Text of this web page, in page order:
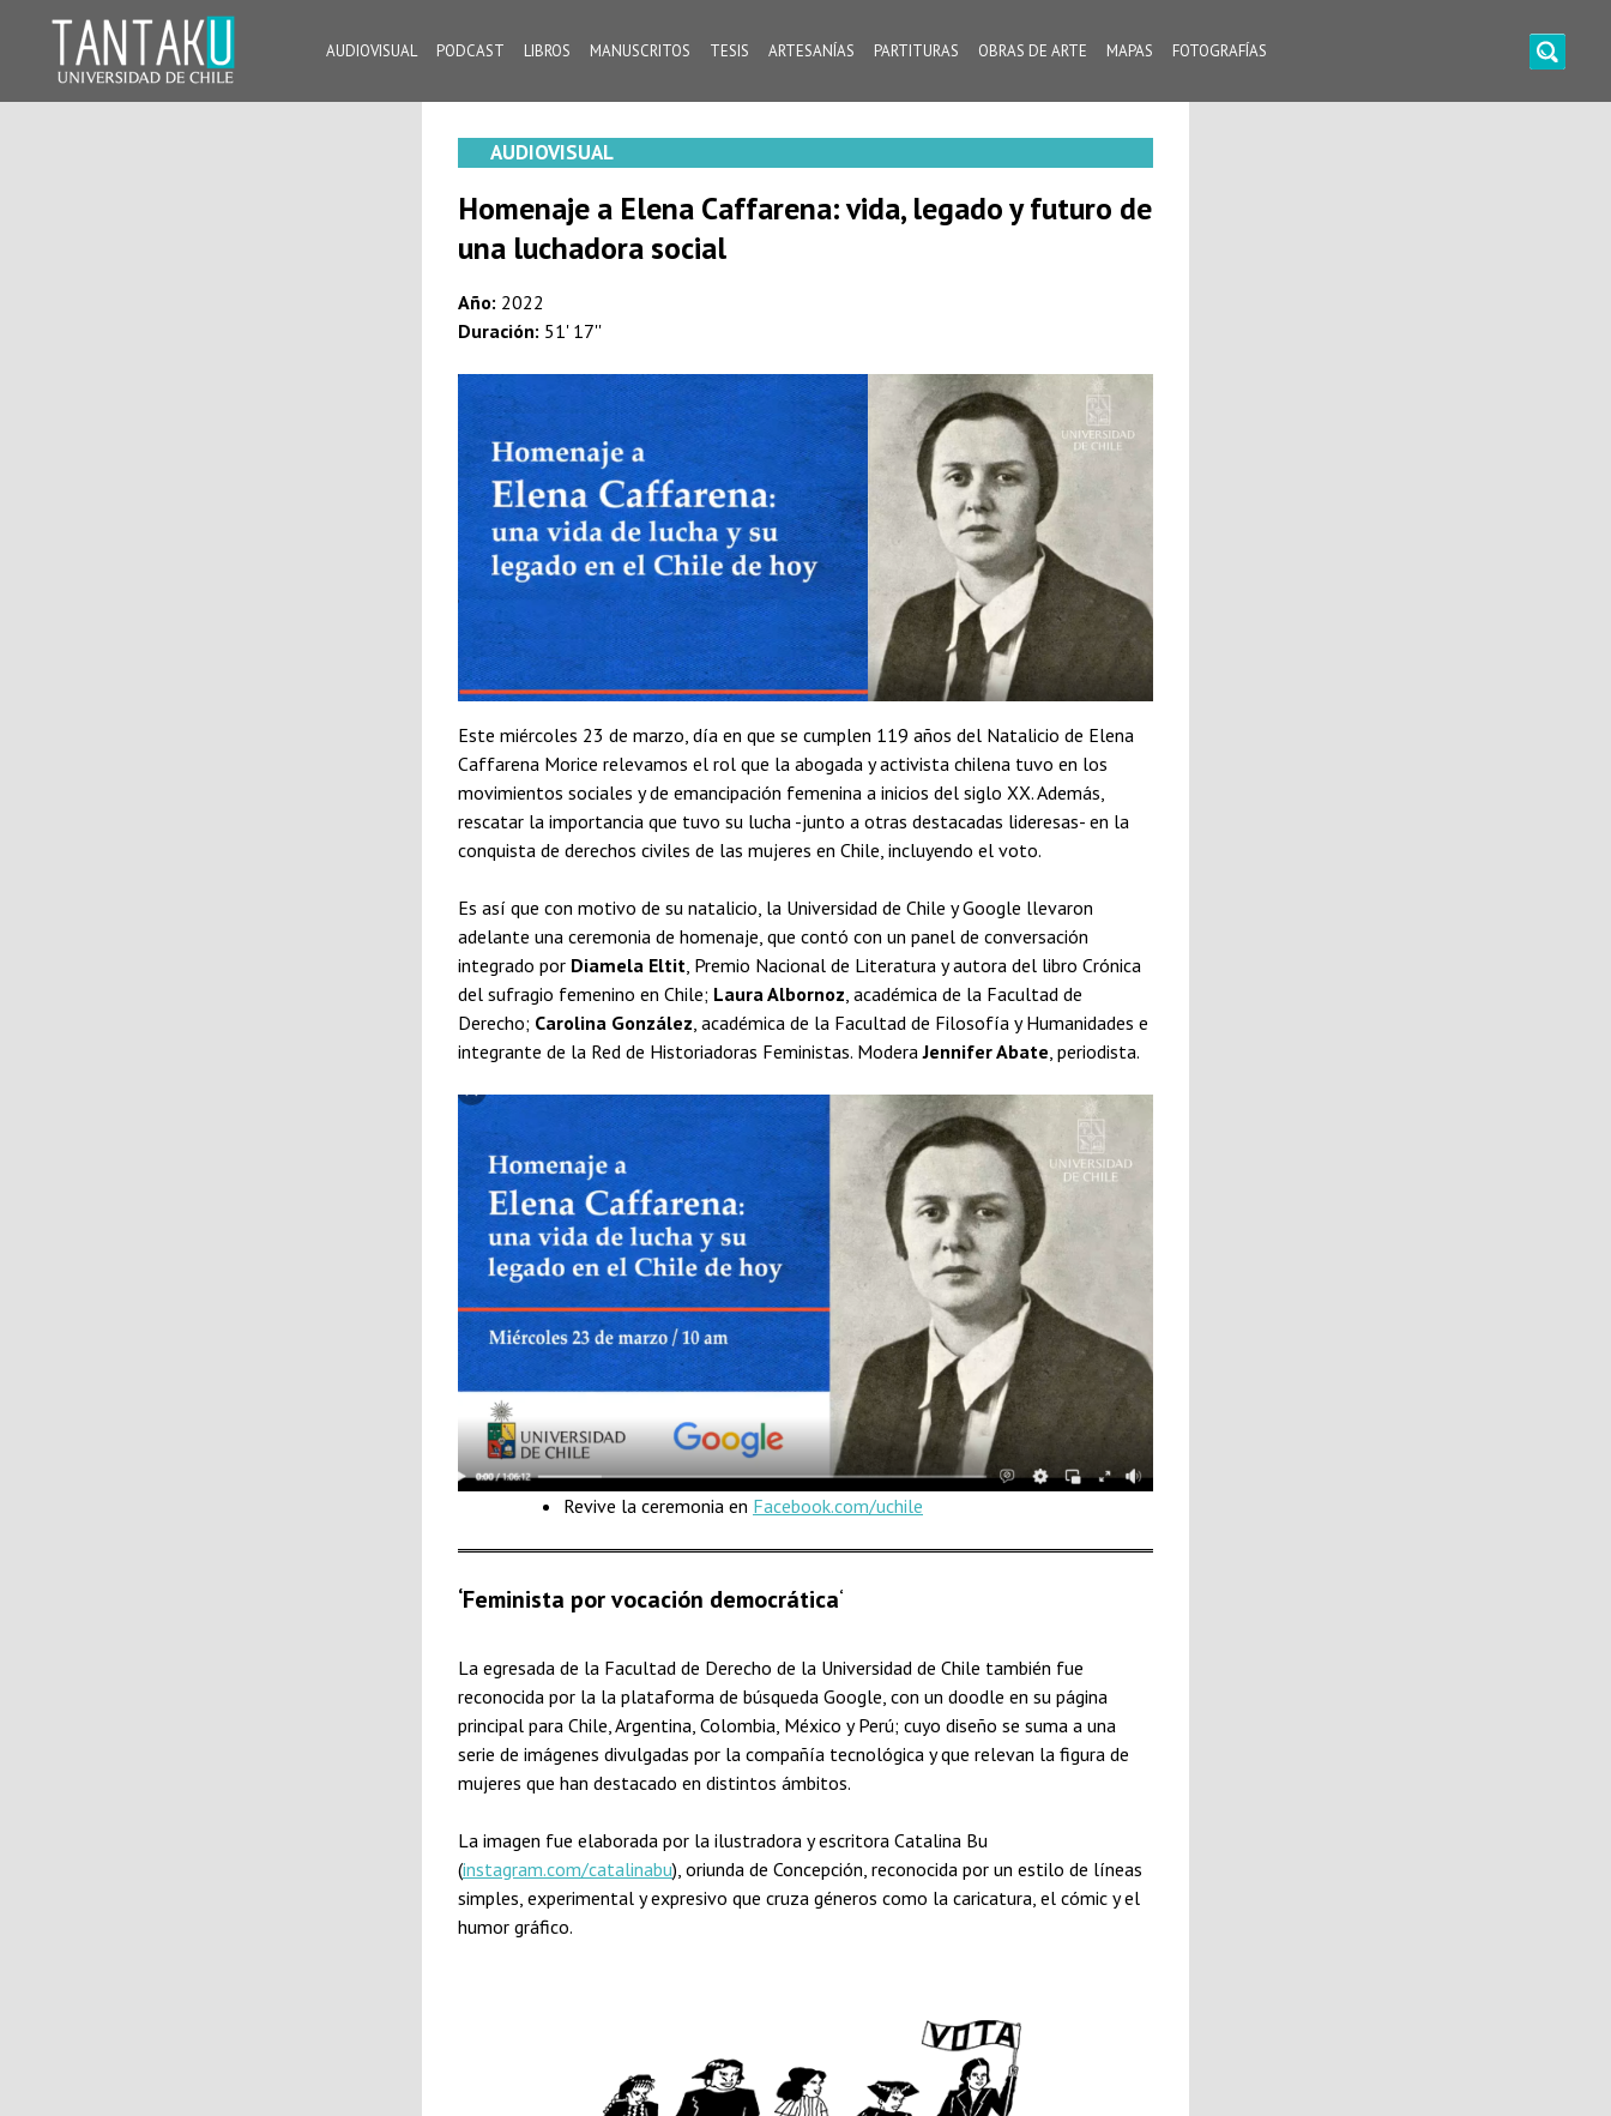
content
AUDIOVISUAL PODCAST LIBROS MANUSCRITOS TESIS ARTESANÍAS PARTITURAS OBRAS DE ARTE MAPAS FOTOGRAFÍAS
AUDIOVISUAL
Homenaje a Elena Caffarena: vida, legado y futuro de
una luchadora social
Año: 2022
Duración: 51' 17''
Este miércoles 23 de marzo, día en que se cumplen 119 años del Natalicio de Elena
Caffarena Morice relevamos el rol que la abogada y activista chilena tuvo en los
movimientos sociales y de emancipación femenina a inicios del siglo XX. Además,
rescatar la importancia que tuvo su lucha -junto a otras destacadas lideresas- en la
conquista de derechos civiles de las mujeres en Chile, incluyendo el voto.
Es así que con motivo de su natalicio, la Universidad de Chile y Google llevaron
adelante una ceremonia de homenaje, que contó con un panel de conversación
integrado por Diamela Eltit, Premio Nacional de Literatura y autora del libro Crónica
del sufragio femenino en Chile; Laura Albornoz, académica de la Facultad de
Derecho; Carolina González, académica de la Facultad de Filosofía y Humanidades e
integrante de la Red de Historiadoras Feministas. ModeraJennifer Abate, periodista.
Revive la ceremonia en Facebook.com/uchile
‘Feminista por vocación democrática‘
La egresada de la Facultad de Derecho de la Universidad de Chile también fue
reconocida por la la plataforma de búsqueda Google, con un doodle en su página
principal para Chile, Argentina, Colombia, México y Perú; cuyo diseño se suma a una
serie de imágenes divulgadas por la compañía tecnológica y que relevan la figura de
mujeres que han destacado en distintos ámbitos.
La imagen fue elaborada por la ilustradora y escritora Catalina Bu
(instagram.com/catalinabu), oriunda de Concepción, reconocida por un estilo de líneas
simples, experimental y expresivo que cruza géneros como la caricatura, el cómic y el
humor gráfico.